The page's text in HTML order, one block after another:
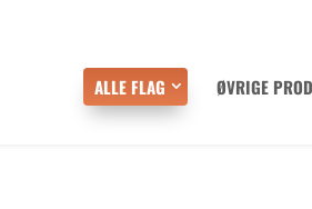
ALLE FLAG ØVRIGE